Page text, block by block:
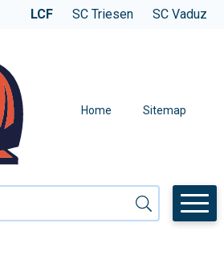
der LCF
LCF SC Triesen SC Vaduz
Home Sitemap
Suche starten